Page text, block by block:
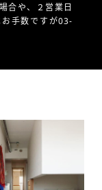
合や、
２営業日
手数ですが03-